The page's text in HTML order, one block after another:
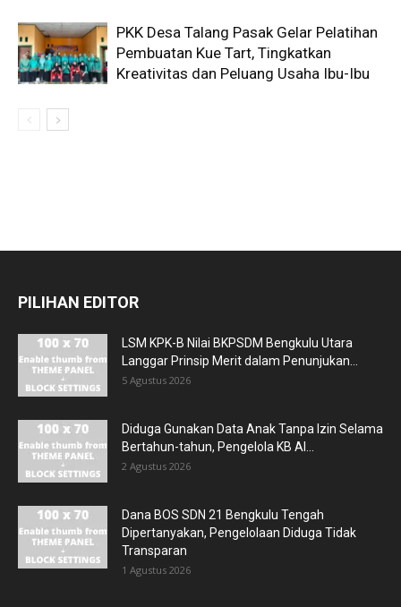
PKK Desa Talang Pasak Gelar Pelatihan
Pembuatan Kue Tart, Tingkatkan
Kreativitas dan Peluang Usaha Ibu-Ibu
PILIHAN EDITOR
LSM KPK-B Nilai BKPSDM Bengkulu Utara
Langgar Prinsip Merit dalam Penunjukan...
5 Agustus 2026
Diduga Gunakan Data Anak Tanpa Izin Selama
Bertahun-tahun, Pengelola KB Al...
2 Agustus 2026
Dana BOS SDN 21 Bengkulu Tengah
Dipertanyakan, Pengelolaan Diduga Tidak
Transparan
1 Agustus 2026